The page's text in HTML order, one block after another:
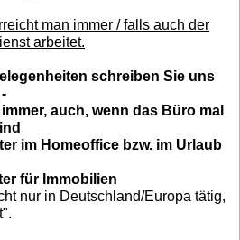
man immer / falls auch der
arbeitet.
schreiben Sie uns
auch, wenn das Büro mal
im Homeoffice bzw. im Urlaub
für Immobilien
nur in Deutschland/Europa tätig,